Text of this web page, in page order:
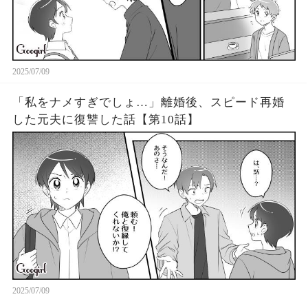
2025/07/09
「私をナメすぎでしょ…」離婚後、スピード再婚
した元夫に復讐した話【第10話】
2025/07/09